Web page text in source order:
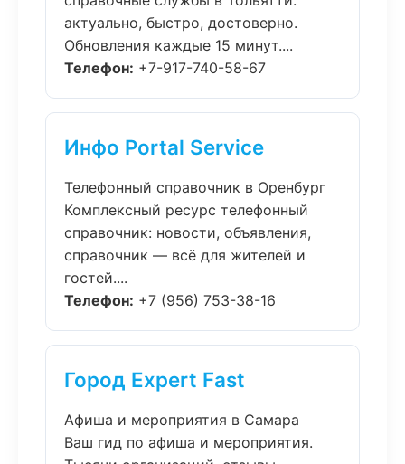
актуально, быстро, достоверно.
Обновления каждые 15 минут....
Телефон: +7-917-740-58-67
Инфо Portal Service
Телефонный справочник в Оренбург
Комплексный ресурс телефонный
справочник: новости, объявления,
справочник — всё для жителей и
гостей....
Телефон: +7 (956) 753-38-16
Город Expert Fast
Афиша и мероприятия в Самара
Ваш гид по афиша и мероприятия.